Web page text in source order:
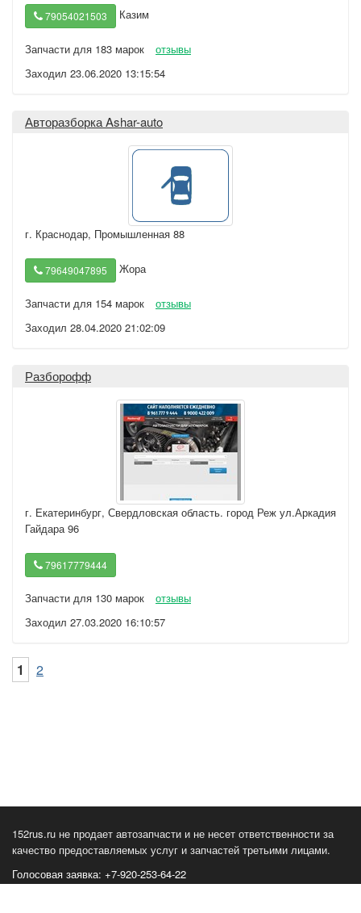
79054021503 Казим
Запчасти для 183 марок
отзывы
Заходил 23.06.2020 13:15:54
Авторазборка Ashar-auto
г. Краснодар, Промышленная 88
79649047895 Жора
Запчасти для 154 марок
отзывы
Заходил 28.04.2020 21:02:09
Разборофф
г. Екатеринбург, Свердловская область. город Реж ул.Аркадия
Гайдара 96
79617779444
Запчасти для 130 марок
отзывы
Заходил 27.03.2020 16:10:57
1 2
152rus.ru не продает автозапчасти и не несет ответственности за
качество предоставляемых услуг и запчастей третьими лицами.
Голосовая заявка: +7-920-253-64-22